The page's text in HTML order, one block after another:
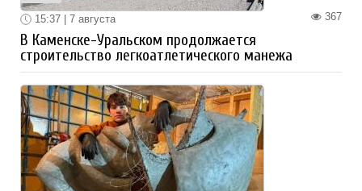
367
15:37 | 7 августа
В Каменске-Уральском продолжается
строительство легкоатлетического манежа